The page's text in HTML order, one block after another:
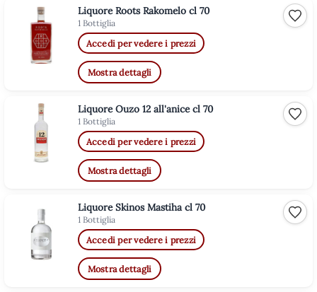
Liquore Roots Rakomelo cl 70
1 Bottiglia
Accedi per vedere i prezzi
Mostra dettagli
Liquore Ouzo 12 all'anice cl 70
1 Bottiglia
Accedi per vedere i prezzi
Mostra dettagli
Liquore Skinos Mastiha cl 70
1 Bottiglia
Accedi per vedere i prezzi
Mostra dettagli